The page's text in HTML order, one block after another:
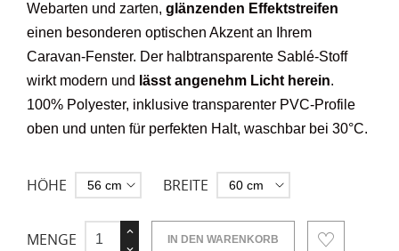
Webarten und zarten, glänzenden Effektstreifen
einen besonderen optischen Akzent an Ihrem
Caravan-Fenster. Der halbtransparente Sablé-Stoff
wirkt modern und lässt angenehm Licht herein.
100% Polyester, inklusive transparenter PVC-Profile
oben und unten für perfekten Halt, waschbar bei 30°C.
HÖHE BREITE
MENGE IN DEN WARENKORB